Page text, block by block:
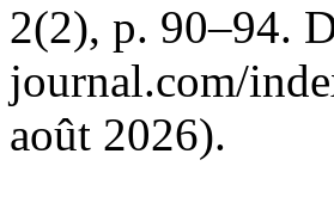
2(2), p. 90–94.
journal.com/
août 2026).